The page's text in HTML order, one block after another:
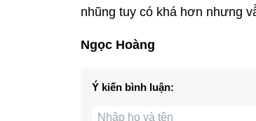
nhũng tuy có khá hơn nhưng
Ngọc Hoàng
Ý kiến bình luận: